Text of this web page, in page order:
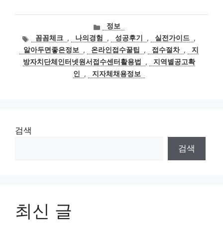
카
테
고
리
정보
태
그
꼼꼼체크 , 나의경험 , 성공후기 , 실전가이드 ,
알아두면좋은정보
, 온라인접수꿀팁 , 접수절차 ,
지
방자치단체인터넷원서접수센터활용법
,
지역별공고확
인
, 지자체채용정보
검색
검색
최신 글